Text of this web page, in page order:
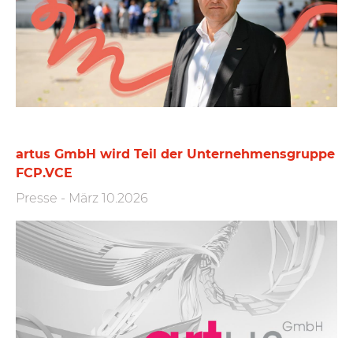
artus GmbH wird Teil der Unternehmensgruppe
FCP.VCE
Presse - März 10.2026